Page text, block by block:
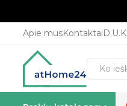
Apie musKontaktaiD.U.K